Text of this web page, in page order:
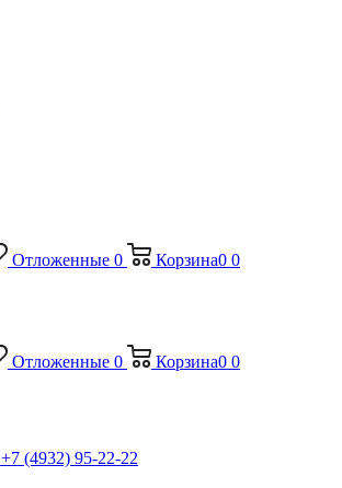
Отложенные 0 Корзина0 0
Отложенные 0 Корзина0 0
+7 (4932) 95-22-22